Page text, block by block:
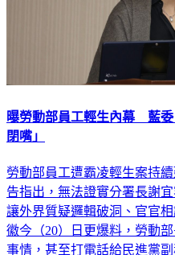
曝勞動部員工輕生內幕 藍委
勞動部員工遭霸凌輕生案持
告指出，無法證實分署長謝
讓外界質疑邏輯破洞、官官
徽今（20）日更爆料，勞動